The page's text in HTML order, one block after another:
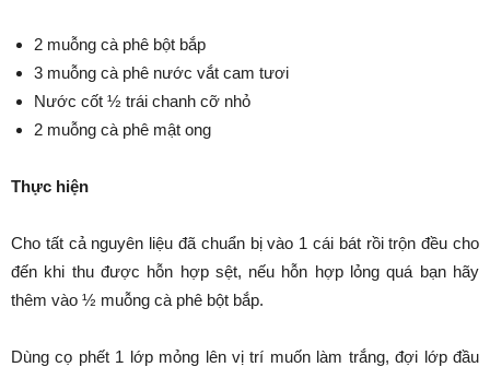
2 muỗng cà phê bột bắp
3 muỗng cà phê nước vắt cam tươi
Nước cốt ½ trái chanh cỡ nhỏ
2 muỗng cà phê mật ong
Thực hiện
Cho tất cả nguyên liệu đã chuẩn bị vào 1 cái bát rồi trộn đều cho
đến khi thu được hỗn hợp sệt, nếu hỗn hợp lỏng quá bạn hãy
thêm vào ½ muỗng cà phê bột bắp.
Dùng cọ phết 1 lớp mỏng lên vị trí muốn làm trắng, đợi lớp đầu